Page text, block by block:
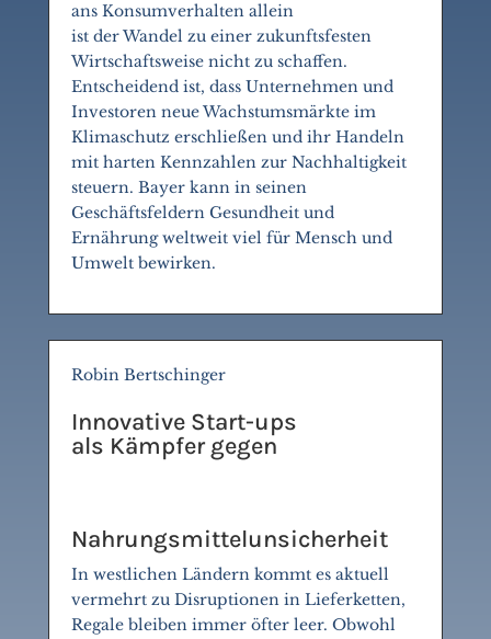
ans Konsumverhalten allein
ist der Wandel zu einer zukunftsfesten
Wirtschaftsweise nicht zu schaffen.
Entscheidend ist, dass Unternehmen und
Investoren neue Wachstumsmärkte im
Klimaschutz erschließen und ihr Handeln
mit harten Kennzahlen zur Nachhaltigkeit
steuern. Bayer kann in seinen
Geschäftsfeldern Gesundheit und
Ernährung weltweit viel für Mensch und
Umwelt bewirken.
Robin Bertschinger
Innovative Start-ups
als Kämpfer gegen
Nahrungsmittelunsicherheit
In westlichen Ländern kommt es aktuell
vermehrt zu Disruptionen in Lieferketten,
Regale bleiben immer öfter leer. Obwohl